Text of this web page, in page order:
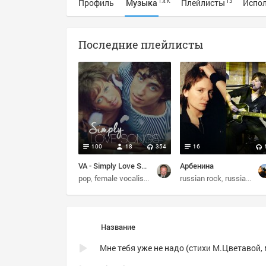
Профиль Музыка Плейлисты
Последние плейлисты
VA - Simply Love Songs (2016)
100 354
18
pop female vocalists 80s rock
Арбенина
16 1
russian rock russian
Название